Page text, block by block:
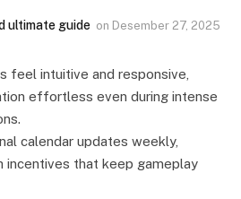
ultimate guide on Desember 27, 2025
feel intuitive and responsive,
effortless even during intense
calendar updates weekly,
incentives that keep gameplay